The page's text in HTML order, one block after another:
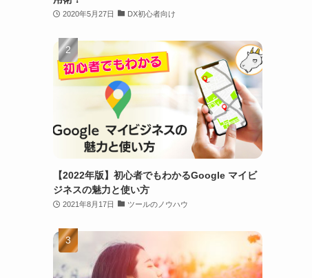
2020年5月27日 DX初心者向け
【2022年版】初心者でもわかるGoogle マイビ
ジネスの魅力と使い方
2021年8月17日 ツールのノウハウ